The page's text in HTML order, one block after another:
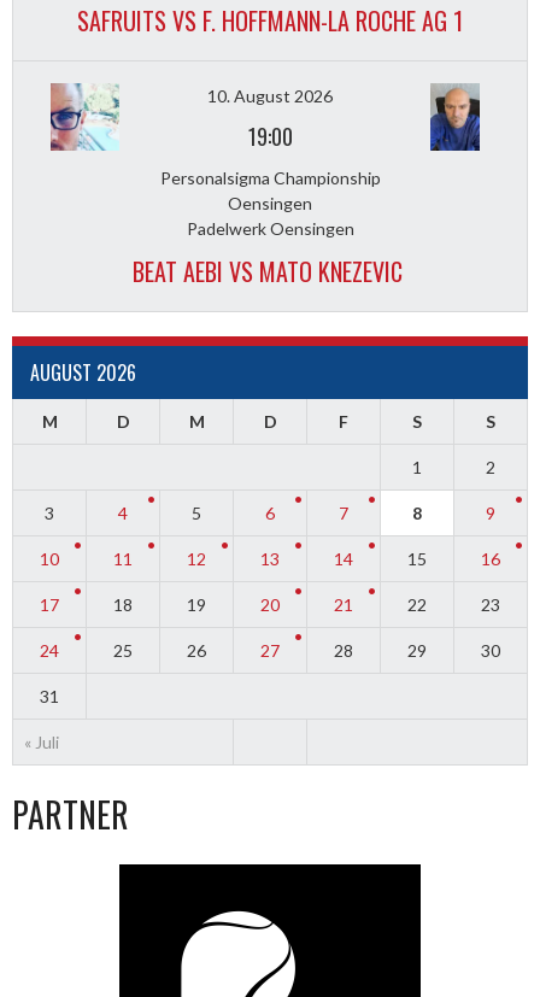
SAFRUITS VS F. HOFFMANN-LA ROCHE AG 1
10. August 2026
19:00
Personalsigma Championship
Oensingen
Padelwerk Oensingen
BEAT AEBI VS MATO KNEZEVIC
AUGUST 2026
M D M D F S S
« Juli
1 2
3 4 5 6 7 8 9
10 11 12 13 14 15 16
17 18 19 20 21 22 23
24 25 26 27 28 29 30
31
PARTNER